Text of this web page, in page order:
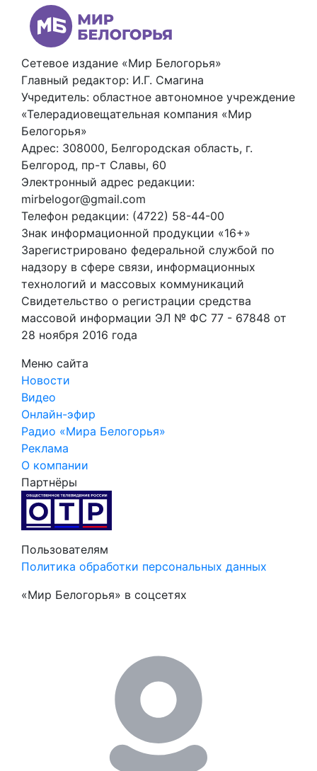
Сетевое издание «Мир Белогорья»
Главный редактор: И.Г. Смагина
Учредитель: областное автономное учреждение
«Телерадиовещательная компания «Мир
Белогорья»
Адрес: 308000, Белгородская область, г.
Белгород, пр-т Славы, 60
Электронный адрес редакции:
mirbelogor@gmail.com
Телефон редакции: (4722) 58-44-00
Знак информационной продукции «16+»
Зарегистрировано федеральной службой по
надзору в сфере связи, информационных
технологий и массовых коммуникаций
Свидетельство о регистрации средства
массовой информации ЭЛ № ФС 77 - 67848 от
28 ноября 2016 года
Меню сайта
Новости
Видео
Онлайн-эфир
Радио «Мира Белогорья»
Реклама
О компании
Партнёры
Пользователям
Политика обработки персональных данных
«Мир Белогорья» в соцсетях